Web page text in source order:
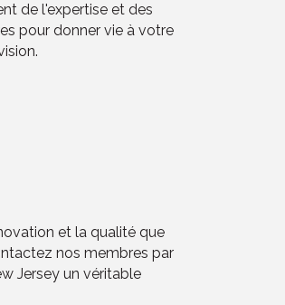
de l'expertise et des
pour donner vie à votre
et la qualité que
nos membres par
Jersey un véritable